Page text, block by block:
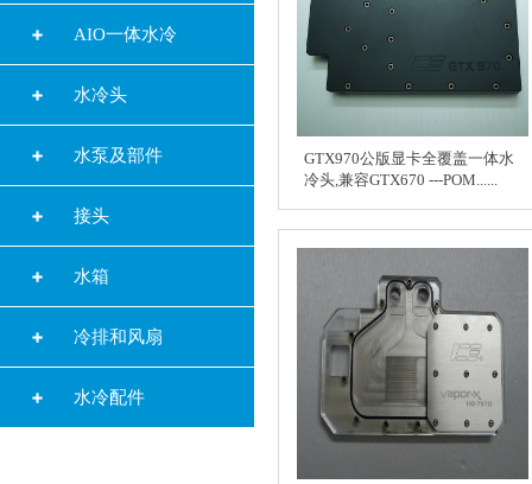
AIO一体水冷
水冷头
水泵及部件
接头
水箱
冷排和风扇
水冷配件
GTX970公版显卡全覆盖一体水
冷头,兼容GTX670 ---POM......